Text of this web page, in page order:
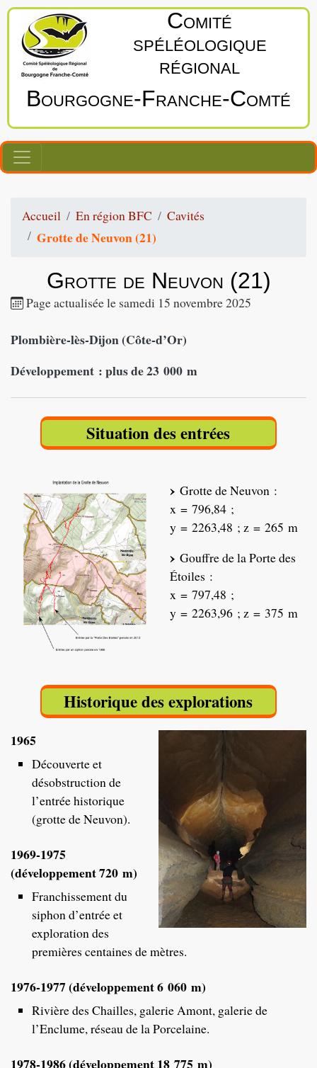
Comité
spéléologique
régional
Bourgogne‑Franche‑Comté
Accueil En région BFC Cavités
Grotte de Neuvon (21)
Grotte de Neuvon (21)
Page actualisée le samedi 15 novembre 2025
Plombière-lès-Dijon (Côte-d’Or)
Développement : plus de 23 000 m
Situation des entrées
Grotte de Neuvon :
x = 796,84 ;
y = 2263,48 ; z = 265 m
Gouffre de la Porte des
Étoiles :
x = 797,48 ;
y = 2263,96 ; z = 375 m
Historique des explorations
1965
Découverte et
désobstruction de
l’entrée historique
(grotte de Neuvon).
1969-1975
(développement 720 m)
Franchissement du
siphon d’entrée et
exploration des
premières centaines de mètres.
1976-1977 (développement 6 060 m)
Rivière des Chailles, galerie Amont, galerie de
l’Enclume, réseau de la Porcelaine.
1978-1986 (développement 18 775 m)